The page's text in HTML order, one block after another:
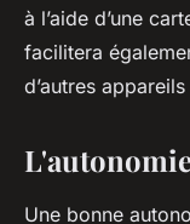
à l’aide d’une
facilitera
d’autres
Une bonne